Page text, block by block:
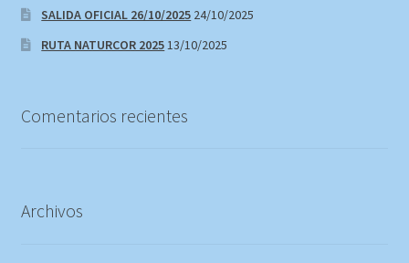
SALIDA OFICIAL 26/10/2025 24/10/2025
RUTA NATURCOR 202513/10/2025
Comentarios recientes
Archivos